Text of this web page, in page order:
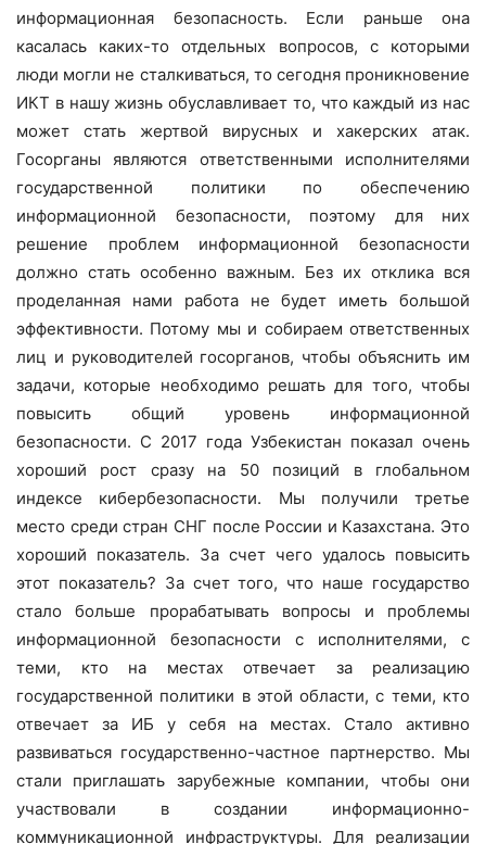
информационная безопасность. Если раньше она
касалась каких-то отдельных вопросов, с которыми
люди могли не сталкиваться, то сегодня проникновение
ИКТ в нашу жизнь обуславливает то, что каждый из нас
может стать жертвой вирусных и хакерских атак.
Госорганы являются ответственными исполнителями
государственной политики по обеспечению
информационной безопасности, поэтому для них
решение проблем информационной безопасности
должно стать особенно важным. Без их отклика вся
проделанная нами работа не будет иметь большой
эффективности. Потому мы и собираем ответственных
лиц и руководителей госорганов, чтобы объяснить им
задачи, которые необходимо решать для того, чтобы
повысить общий уровень информационной
безопасности. С 2017 года Узбекистан показал очень
хороший рост сразу на 50 позиций в глобальном
индексе кибербезопасности. Мы получили третье
место среди стран СНГ после России и Казахстана. Это
хороший показатель. За счет чего удалось повысить
этот показатель? За счет того, что наше государство
стало больше прорабатывать вопросы и проблемы
информационной безопасности с исполнителями, с
теми, кто на местах отвечает за реализацию
государственной политики в этой области, с теми, кто
отвечает за ИБ у себя на местах. Стало активно
развиваться государственно-частное партнерство. Мы
стали приглашать зарубежные компании, чтобы они
участвовали в создании информационно-
коммуникационной инфраструктуры. Для реализации